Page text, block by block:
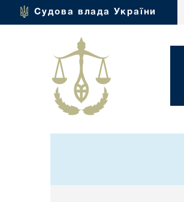
Судова влада України